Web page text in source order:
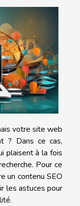
votre site web
? Dans ce cas,
plaisent à la fois
Pour ce
un contenu SEO
les astuces pour